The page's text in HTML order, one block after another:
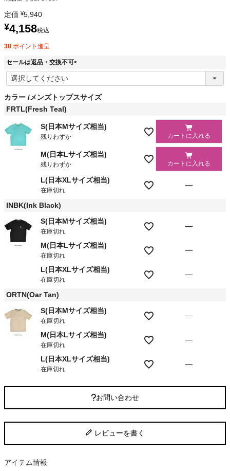
定価 ¥5,940
¥4,158税込
38 ポイント進呈
セールは返品・交換不可
(
)
カラー
メンズトップスサイズ
FRTL(Fresh Teal)
S(日本Mサイズ相当)
残りわずか カートに入れる
M(日本Lサイズ相当)
残りわずか カートに入れる
L(日本XLサイズ相当)
在庫切れ
—
INBK(Ink Black)
S(日本Mサイズ相当)
在庫切れ
—
M(日本Lサイズ相当)
在庫切れ
—
L(日本XLサイズ相当)
在庫切れ
—
ORTN(Oar Tan)
S(日本Mサイズ相当)
在庫切れ
—
M(日本Lサイズ相当)
在庫切れ
—
L(日本XLサイズ相当)
在庫切れ
—
お問い合わせ
レビューを書く
アイテム情報